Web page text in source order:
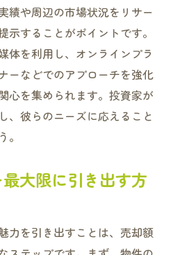
績や周辺の市場状況をリサー
示することがポイントです。
体を利用し、オンラインプラ
ーなどでのアプローチを強化
心を集められます。投資家が
、彼らのニーズに応えること
大限に引き出す方
力を引き出すことは、売却額